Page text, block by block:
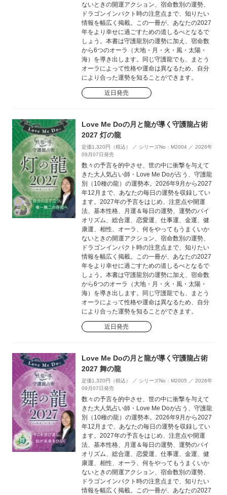
ないときの開運アクション、宿命数別の運勢、
ドラゴンインパクト時の注意点まで、知りたい
情報を幅広く掲載。この一冊が、あなたの2027
年をより幸せに過ごすための道しるべとなるで
しょう。本書は守護龍別の運勢に加え、宿命数
から6つのオーラ（大地・月・火・風・太陽・
海）を導き出します。同じ守護龍でも、まとう
オーラによって性格や運命は異なるため、自分
により合った運勢を知ることができます。
近日発売
Love Me Doの月と龍が導く守護龍占術
2027 灯の龍
定価1,320円（税込） ／ シリーズNo：M2004 ／ 2026年
09月07日発売
数々の予言を的中させ、世の中に衝撃を与えて
きた大人気占い師・Love Me Doが占う、守護龍
別（10種の龍）の運勢本。2026年9月から2027
年12月まで、あなたの毎日の運勢を収録してい
ます。2027年の予言をはじめ、注意点や開運
法、基本性格、月運＆毎日の運勢、運勢のバイ
オリズム、総合運、恋愛運、仕事運、金運、健
康運、相性、オーラ、何をやってもうまくいか
ないときの開運アクション、宿命数別の運勢、
ドラゴンインパクト時の注意点まで、知りたい
情報を幅広く掲載。この一冊が、あなたの2027
年をより幸せに過ごすための道しるべとなるで
しょう。本書は守護龍別の運勢に加え、宿命数
から6つのオーラ（大地・月・火・風・太陽・
海）を導き出します。同じ守護龍でも、まとう
オーラによって性格や運命は異なるため、自分
により合った運勢を知ることができます。
近日発売
Love Me Doの月と龍が導く守護龍占術
2027 舞の龍
定価1,320円（税込） ／ シリーズNo：M2005 ／ 2026年
09月07日発売
数々の予言を的中させ、世の中に衝撃を与えて
きた大人気占い師・Love Me Doが占う、守護龍
別（10種の龍）の運勢本。2026年9月から2027
年12月まで、あなたの毎日の運勢を収録してい
ます。2027年の予言をはじめ、注意点や開運
法、基本性格、月運＆毎日の運勢、運勢のバイ
オリズム、総合運、恋愛運、仕事運、金運、健
康運、相性、オーラ、何をやってもうまくいか
ないときの開運アクション、宿命数別の運勢、
ドラゴンインパクト時の注意点まで、知りたい
情報を幅広く掲載。この一冊が、あなたの2027